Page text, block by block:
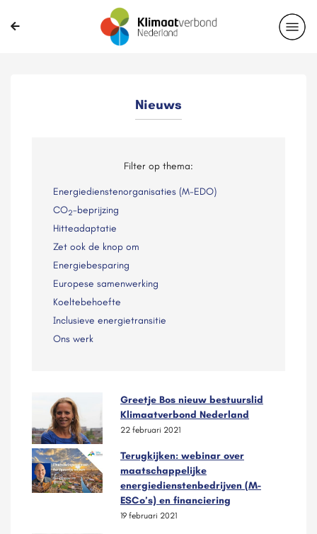
Nieuws
Filter op thema:
Energiedienstenorganisaties (M-EDO)
CO2-beprijzing
Hitteadaptatie
Zet ook de knop om
Energiebesparing
Europese samenwerking
Koeltebehoefte
Inclusieve energietransitie
Ons werk
Greetje Bos nieuw bestuurslid
Klimaatverbond Nederland
22 februari 2021
Terugkijken: webinar over
maatschappelijke
energiedienstenbedrijven (M-
ESCo’s) en financiering
19 februari 2021